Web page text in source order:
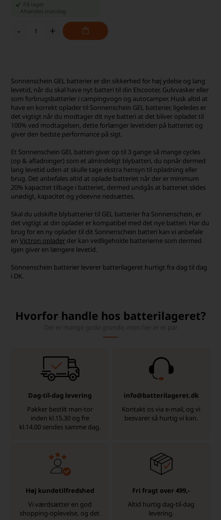
På lager
-Afsendes mandag
- +
Sonnenschein GEL batterier er din sikkerhed for høj ydelse og lang
levetid, når du skal have nyt batteri til din Elscooter, Gulvvasker eller
som forbrugsbatterier i campingvogn og autocamper. Husk altid at
have en korrekt oplader til Sonnenschein GEL batterier, ligeledes er
det vigtigt når du modtager dit nye batteri at det bliver opladet til
100% ved modtagelsen, dette forlænger levetiden på batteriet og
giver den bedste performance på sigt.
Et Sonnenschein GEL batteri giver op til 3 gange så mange cycles
(op & afladninger) som et almindeligt blybatteri, du opnår dermed
lang levetid uden at skulle tage ekstra hensyn til opladning eller
brug. Det anbefales altid at oplade batteriet når der er minimum
20% kapacitet tilbage i batteriet, dermed undgås at batteriet slides
unødigt, kapacitet og ydeevne nedsættes.
Skal du udskifte blybatterier til GEL batterier fra Sonnenschein, er
det vigtigt at din oplader er kompatibel med det nye batteri. Har du
brug for en ny oplader til dit Sonnenschein batteri kan vi anbefale
enVictron oplader der kan vedligeholde batterierne som dermed
igen giver en længere levetid.
Sonnenschein batterier leverer batterilageret hurtigt fra dag til dag
i DK.
Hvorfor handle hos batterilageret?
Dag-til-dag levering
Pakker bestilt man-tor
inden kl.15.30 og fre
kl.14.00 sendes samme dag.
info@batterilageret.dk
Kontakt os via e-mail, og vi
besvarer så hurtig vi kan.
Høj kundetilfredshed
Vi værdsætter en god
shopping-oplevelse, og det
Fri fragt over 499,-
Altid hurtig dag-til-dag
levering.